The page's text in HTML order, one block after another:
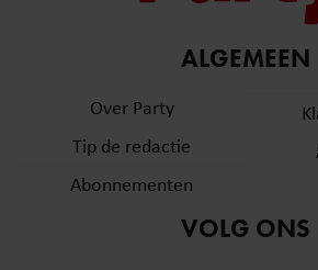
ALGEMEEN
Over Party
Tip de redactie
Abonnementen
VOLG ONS